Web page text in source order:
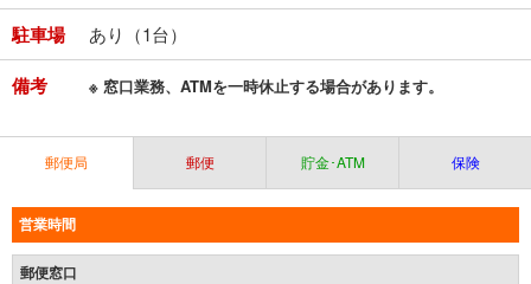
駐車場 あり（1台）
備考 ※ 窓口業務、ATMを一時休止する場合があります。
郵便局 郵便 貯金･ATM 保険
営業時間
郵便窓口